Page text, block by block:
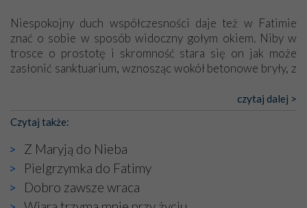
Niespokojny duch współczesności daje też w Fatimie
znać o sobie w sposób widoczny gołym okiem. Niby w
trosce o prostotę i skromność stara się on jak może
zasłonić sanktuarium, wznosząc wokół betonowe bryły, z
katolickiego kultu. Tylko co wspólnego z żywą,
kaplice, w których Tabernakulum przypomina bardziej
skrzynkę na narzędzia? Albo co powiedzieć o ustawionym
tuż przy nowej bazylice wielkim krzyżu, na którym
zamiast Chrystusa umieszczono dziwaczną postać jakby
wyjętą ze starożytnych hieroglifów? W kulturowym
kontekście naszych czasów to raczej karykatura niż godny
czytaj dalej >
Czytaj także:
Z Maryją do Nieba
Pielgrzymka do Fatimy
Dobro zawsze wraca